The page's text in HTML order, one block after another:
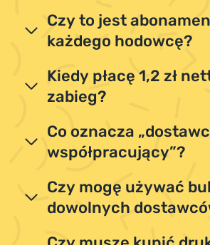
Czy to jest
każdego hodowcę?
Kiedy płacę 1,2 zł
zabieg?
Co oznacza
współpracujący”?
Czy mogę używać
dowolnych